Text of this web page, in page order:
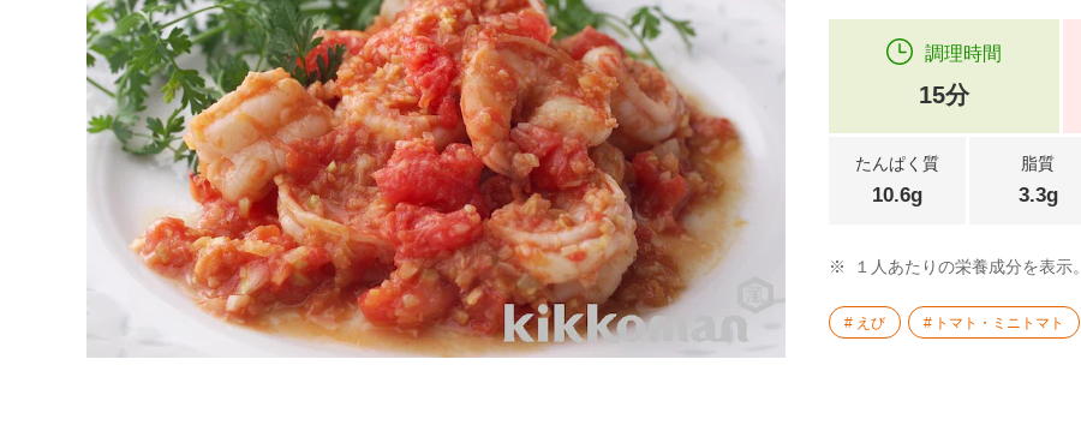
調理時間
15分
たんぱく質
10.6g
脂質
3.3g
※ １人あたりの栄養成分を表示。
えび トマト・ミニトマト